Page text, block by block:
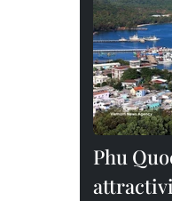
Phu